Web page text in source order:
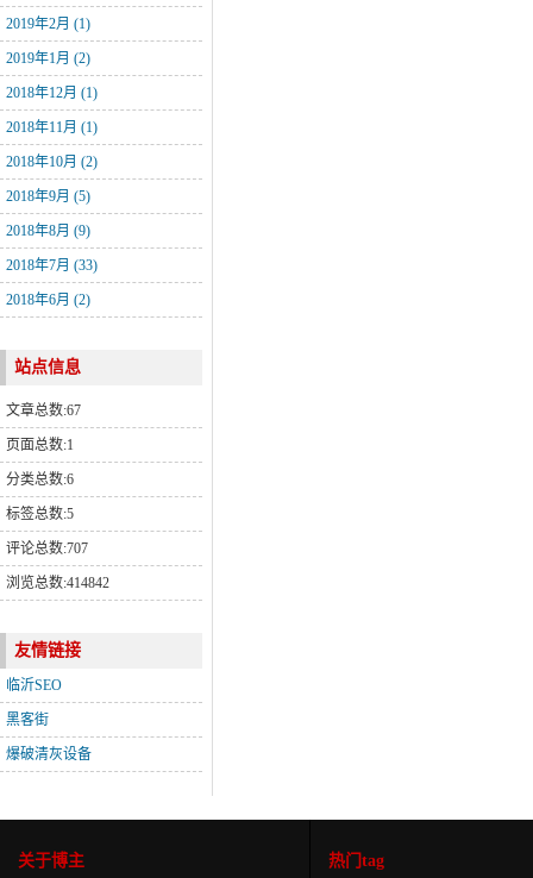
2019年2月 (1)
2019年1月 (2)
2018年12月 (1)
2018年11月 (1)
2018年10月 (2)
2018年9月 (5)
2018年8月 (9)
2018年7月 (33)
2018年6月 (2)
站点信息
文章总数:67
页面总数:1
分类总数:6
标签总数:5
评论总数:707
浏览总数:414842
友情链接
临沂SEO
黑客街
爆破清灰设备
关于博主 热门tag